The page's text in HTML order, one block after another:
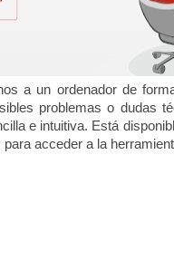
a un ordenador de
problemas o dudas
e intuitiva. Está
acceder a la